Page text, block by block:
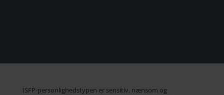
ISFP-personlighedstypen er sensitiv, nænsom og